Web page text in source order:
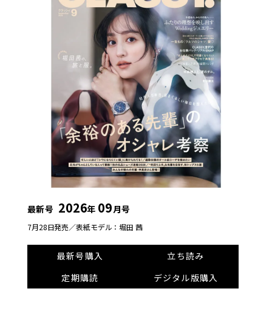
最新号 2026年 09月号
7月28日発売／表紙モデル：堀田 茜
最新号購入
立ち読み
定期購読
デジタル版購入